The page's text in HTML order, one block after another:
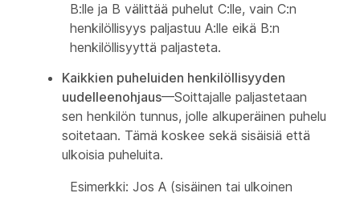
B:lle ja B välittää puhelut C:lle, vain C:n
henkilöllisyys paljastuu A:lle eikä B:n
henkilöllisyyttä paljasteta.
Kaikkien puheluiden henkilöllisyyden
uudelleenohjaus—Soittajalle paljastetaan
sen henkilön tunnus, jolle alkuperäinen puhelu
soitetaan. Tämä koskee sekä sisäisiä että
ulkoisia puheluita.
Esimerkki: Jos A (sisäinen tai ulkoinen